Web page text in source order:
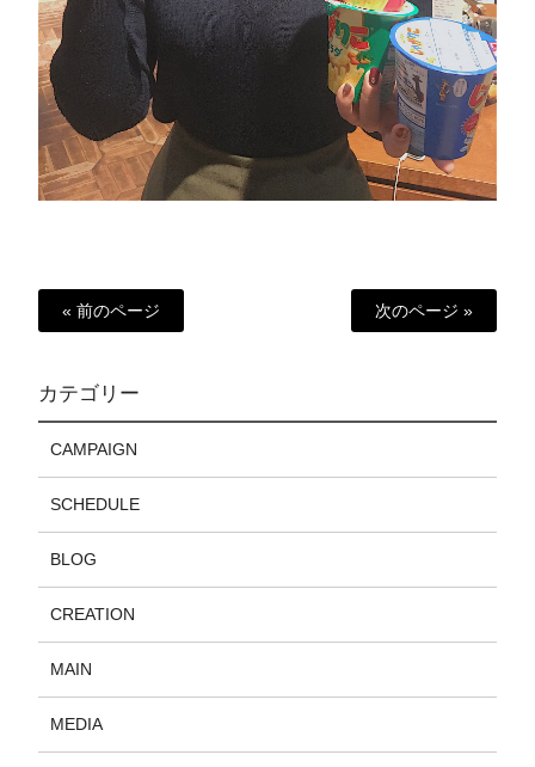
« 前のページ 次のページ »
カテゴリー
CAMPAIGN
SCHEDULE
BLOG
CREATION
MAIN
MEDIA